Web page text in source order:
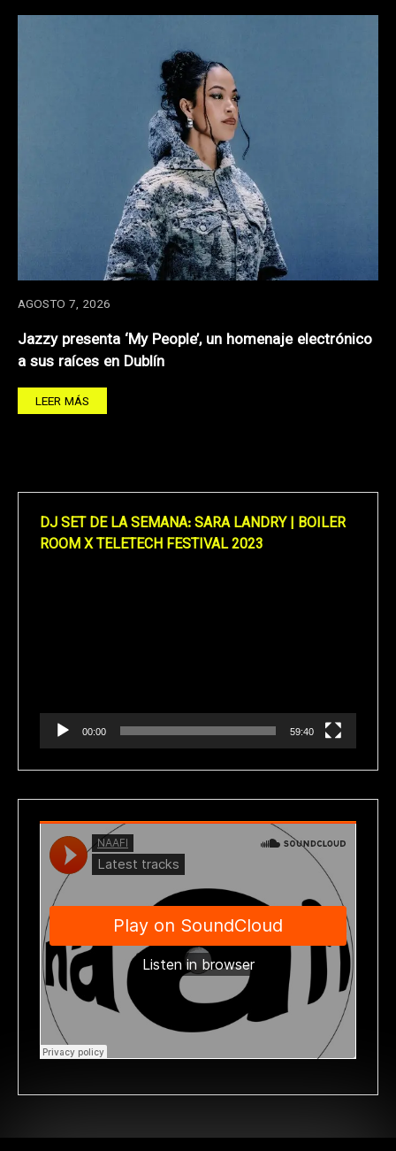
AGOSTO 7, 2026
Jazzy presenta ‘My People’, un homenaje electrónico
a sus raíces en Dublín
LEER MÁS
DJ SET DE LA SEMANA: SARA LANDRY | BOILER
ROOM X TELETECH FESTIVAL 2023
00:00 59:40